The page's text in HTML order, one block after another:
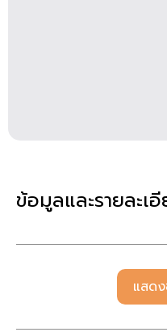
ข้อมูลและรายละ
แสด